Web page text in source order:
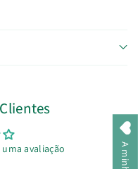
avaliação